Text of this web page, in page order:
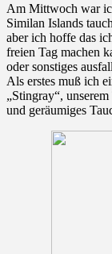
Am Mittwoch war
Similan Islands
aber ich hoffe das
freien Tag machen
oder sonstiges
Als erstes muß ich
„Stingray“,
und geräumiges